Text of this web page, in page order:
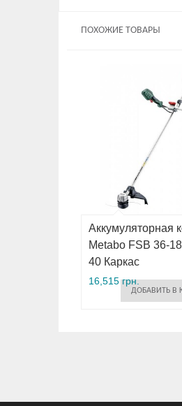
ПОХОЖИЕ ТОВАРЫ
Аккумуляторная
Metabo FSB 36-
40 Каркас
16,515 грн.
ДОБАВИТЬ В